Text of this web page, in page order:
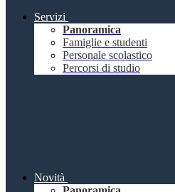
Servizi
Panoramica
Famiglie e studenti
Personale scolastico
Percorsi di studio
Novità